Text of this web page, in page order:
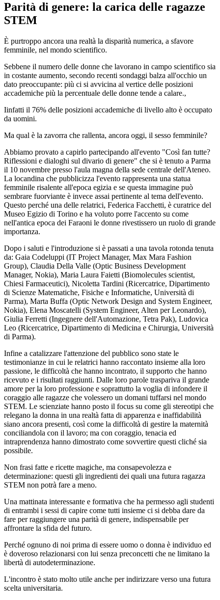
Parità di genere: la carica delle ragazze
STEM
È purtroppo ancora una realtà la disparità numerica, a sfavore
femminile, nel mondo scientifico.
Sebbene il numero delle donne che lavorano in campo scientifico sia
in costante aumento, secondo recenti sondaggi balza all'occhio un
dato preoccupante: più ci si avvicina al vertice delle posizioni
accademiche più la percentuale delle donne tende a calare.,
Iinfatti il 76% delle posizioni accademiche di livello alto è occupato
da uomini.
Ma qual è la zavorra che rallenta, ancora oggi, il sesso femminile?
Abbiamo provato a capirlo partecipando all'evento "Così fan tutte?
Riflessioni e dialoghi sul divario di genere" che si è tenuto a Parma
il 10 novembre presso l'aula magna della sede centrale dell'Ateneo.
La locandina che pubblicizza l'evento rappresenta una statua
femminile risalente all'epoca egizia e se questa immagine può
sembrare fuorviante è invece assai pertinente al tema dell'evento.
Questo perché una delle relatrici, Federica Facchetti, è curatrice del
Museo Egizio di Torino e ha voluto porre l'accento su come
nell'antica epoca dei Faraoni le donne rivestissero un ruolo di grande
importanza.
Dopo i saluti e l'introduzione si è passati a una tavola rotonda tenuta
da: Gaia Codeluppi (IT Project Manager, Max Mara Fashion
Group), Claudia Della Valle (Optic Business Development
Manager, Nokia), Maria Laura Faietti (Biomolecules scientist,
Chiesi Farmaceutici), Nicoletta Tardini (Ricercatrice, Dipartimento
di Scienze Matematiche, Fisiche e Informatiche, Università di
Parma), Marta Buffa (Optic Network Design and System Engineer,
Nokia), Elena Moscatelli (System Engineer, Alten per Leonardo),
Giulia Ferretti (Ingegnere dell'Automazione, Tetra Pak), Ludovica
Leo (Ricercatrice, Dipartimento di Medicina e Chirurgia, Università
di Parma).
Infine a catalizzare l'attenzione del pubblico sono state le
testimonianze in cui le relatrici hanno raccontato insieme alla loro
passione, le difficoltà che hanno incontrato, il supporto che hanno
ricevuto e i risultati raggiunti. Dalle loro parole traspariva il grande
amore per la loro professione e soprattutto la voglia di infondere il
coraggio alle ragazze che volessero un domani tuffarsi nel mondo
STEM. Le scienziate hanno posto il focus su come gli stereotipi che
relegano la donna in una realtà fatta di apparenza e inaffidabilità
siano ancora presenti, così come la difficoltà di gestire la maternità
conciliandola con il lavoro; ma con coraggio, tenacia ed
intraprendenza hanno dimostrato come sovvertire questi cliché sia
possibile.
Non frasi fatte e ricette magiche, ma consapevolezza e
determinazione: questi gli ingredienti dei quali una futura ragazza
STEM non potrà fare a meno.
Una mattinata interessante e formativa che ha permesso agli studenti
di entrambi i sessi di capire come tutti insieme ci si debba dare da
fare per raggiungere una parità di genere, indispensabile per
affrontare la sfida del futuro.
Perché ognuno di noi prima di essere uomo o donna è individuo ed
è doveroso relazionarsi con lui senza preconcetti che ne limitano la
libertà di autodeterminazione.
L'incontro è stato molto utile anche per indirizzare verso una futura
scelta universitaria.